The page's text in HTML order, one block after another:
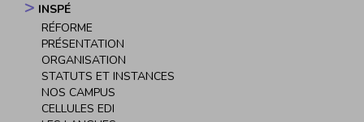
Navigation
principale
INSPÉ
RÉFORME
PRÉSENTATION
ORGANISATION
STATUTS ET INSTANCES
NOS CAMPUS
CELLULES EDI